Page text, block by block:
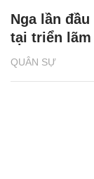
QUÂN SỰ
Nga lần
tại triển